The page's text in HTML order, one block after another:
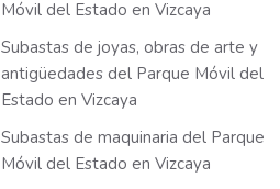
Móvil del Estado en Vizcaya
Subastas de joyas, obras de arte y
antigüedades del Parque Móvil del
Estado en Vizcaya
Subastas de maquinaria del Parque
Móvil del Estado en Vizcaya